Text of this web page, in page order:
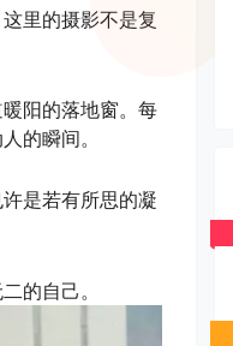
里的摄影不是复
阳的落地窗。每
的瞬间。
是若有所思的凝
的自己。